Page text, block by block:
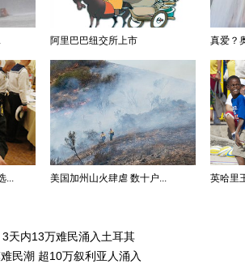
阿里巴巴纽交所上市 真爱？
... 美国加州山火肆虐 数十户... 英哈里
天内13万难民涌入土耳其
民潮 超10万叙利亚人涌入